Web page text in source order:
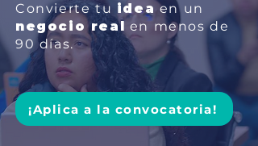
Convierte tu idea en un
negocio real en menos de
90 días.
¡Aplica a la convocatoria!